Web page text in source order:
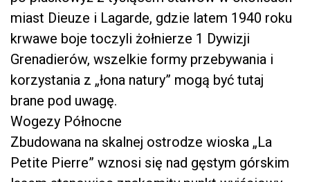
miast Dieuze i Lagarde, gdzie latem 1940 roku
krwawe boje toczyli żołnierze 1 Dywizji
Grenadierów, wszelkie formy przebywania i
korzystania z „łona natury” mogą być tutaj
brane pod uwagę.
Wogezy Północne
Zbudowana na skalnej ostrodze wioska „La
Petite Pierre” wznosi się nad gęstym górskim